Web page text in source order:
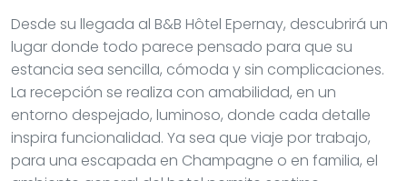
Desde su llegada al B&B Hôtel Epernay, descubrirá un
lugar donde todo parece pensado para que su
estancia sea sencilla, cómoda y sin complicaciones.
La recepción se realiza con amabilidad, en un
entorno despejado, luminoso, donde cada detalle
inspira funcionalidad. Ya sea que viaje por trabajo,
para una escapada en Champagne o en familia, el